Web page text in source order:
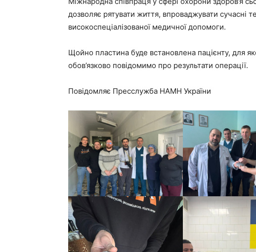
дозволяє рятувати життя, впроваджувати сучасні
високоспеціалізованої медичної допомоги.
Щойно пластина буде встановлена пацієнту, для
обов’язково повідомимо про результати операції.
Повідомляє Пресслужба НАМН України